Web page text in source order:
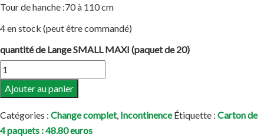
Tour de hanche :70 à 110 cm
4 en stock (peut être commandé)
quantité de Lange SMALL MAXI (paquet de 20)
Ajouter au panier
Catégories : Change complet, Incontinence Étiquette : Carton de
4 paquets : 48.80 euros